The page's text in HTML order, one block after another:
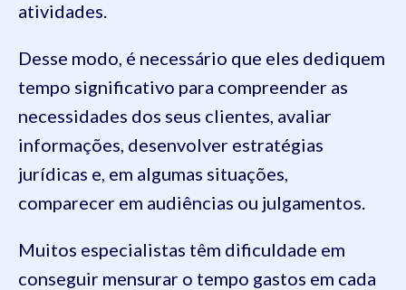
atividades.
Desse modo, é necessário que eles dediquem
tempo significativo para compreender as
necessidades dos seus clientes, avaliar
informações, desenvolver estratégias
jurídicas e, em algumas situações,
comparecer em audiências ou julgamentos.
Muitos especialistas têm dificuldade em
conseguir mensurar o tempo gastos em cada